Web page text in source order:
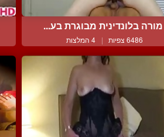
מורה בלונדינית מבוגרת בע...
6486 צפיות | 4 המלצות